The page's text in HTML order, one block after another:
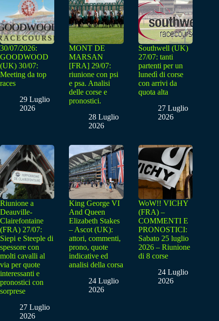
30/07/2026:
GOODWOOD
(UK) 30/07:
Meeting da top
races
29 Luglio
2026
MONT DE
MARSAN
[FRA] 29/07:
riunione con psi
e psa. Analisi
delle corse e
pronostici.
28 Luglio
2026
Southwell (UK)
27/07: tanti
partenti per un
lunedì di corse
con arrivi da
quota alta
27 Luglio
2026
Riunione a
Deauville-
Clairefontaine
(FRA) 27/07:
Siepi e Steeple di
spessore con
molti cavalli al
via per quote
interessanti e
pronostici con
sorprese
27 Luglio
2026
King George VI
And Queen
Elizabeth Stakes
– Ascot (UK):
attori, commenti,
prono, quote
indicative ed
analisi della corsa
24 Luglio
2026
WoW!! VICHY
(FRA) –
COMMENTI E
PRONOSTICI:
Sabato 25 luglio
2026 – Riunione
di 8 corse
24 Luglio
2026